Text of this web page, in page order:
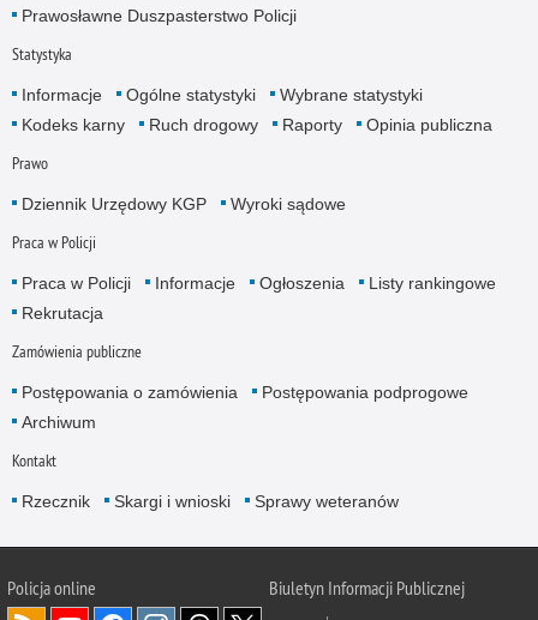
Prawosławne Duszpasterstwo Policji
Statystyka
Informacje Ogólne statystyki
Wybrane statystyki
Kodeks karny
Ruch drogowy Raporty Opinia publiczna
Prawo
Dziennik Urzędowy KGP Wyroki sądowe
Praca w Policji
Praca w Policji Informacje Ogłoszenia
Listy rankingowe
Rekrutacja
Zamówienia publiczne
Postępowania o zamówienia
Postępowania podprogowe
Archiwum
Kontakt
Rzecznik Skargi i wnioski Sprawy weteranów
Policjaonline
Biuletyn Informacji Publicznej